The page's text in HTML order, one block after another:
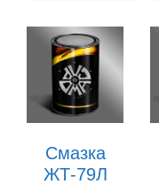
Смазка
ЖТ-79Л